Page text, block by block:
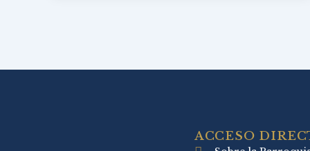
ACCESO